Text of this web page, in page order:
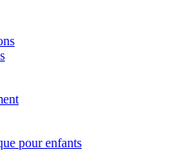
pour enfants